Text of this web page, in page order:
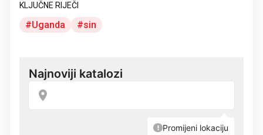
KLJUČNE RIJEČI
Uganda sin